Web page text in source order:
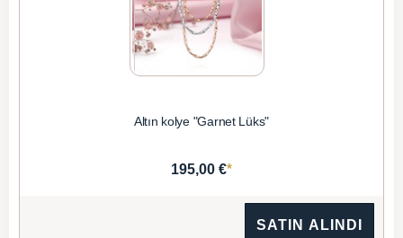
Altın kolye "Garnet Lüks"
195,00 €*
SATIN ALINDI